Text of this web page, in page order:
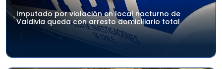
Imputado por violación en local nocturno de
Valdivia queda con arresto domiciliario total